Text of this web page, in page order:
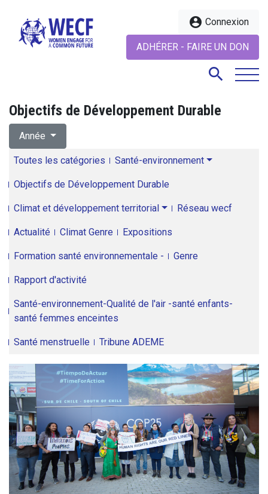
account_circle Connexion
ADHÉRER - FAIRE UN DON
search
Objectifs de Développement Durable
Année
Toutes les catégories Santé-environnement
Objectifs de Développement Durable
Climat et développement territorial Réseau wecf
Actualité Climat Genre Expositions
Formation santé environnementale - Genre
Rapport d'activité
Santé-environnement-Qualité de l'air -santé enfants-
santé femmes enceintes
Santé menstruelle Tribune ADEME